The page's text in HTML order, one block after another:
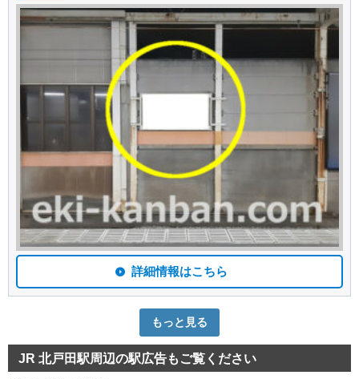
詳細情報はこちら
もっと見る
JR 北戸田駅周辺の駅広告もご覧ください